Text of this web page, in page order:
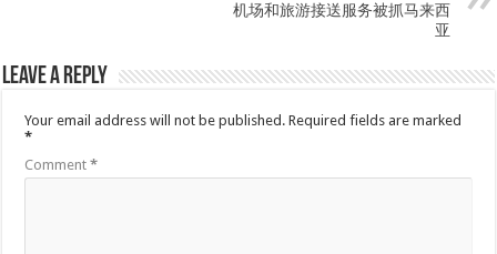
机场和旅游接送服务被抓马来西
亚
Leave a Reply
Your email address will not be published. Required fields are marked
*
Comment*